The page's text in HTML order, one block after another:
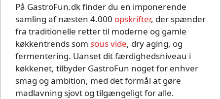
På GastroFun.dk finder du en imponerende
samling af næsten 4.000 opskrifter, der spænder
fra traditionelle retter til moderne og gamle
køkkentrends som sous vide, dry aging, og
fermentering. Uanset dit færdighedsniveau i
køkkenet, tilbyder GastroFun noget for enhver
smag og ambition, med det formål at gøre
madlavning sjovt og tilgængeligt for alle.